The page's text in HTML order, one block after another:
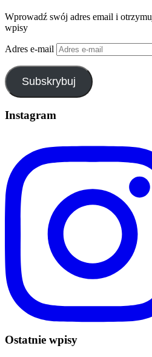
Wprowadź swój adres email i
wpisy
Adres e-mail
Subskrybuj
Instagram
Ostatnie wpisy